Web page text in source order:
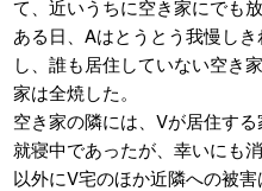
て、近いうちに空き家にでも
ある日、Aはとうとう我慢し
し、誰も居住していない空き
家は全焼した。
空き家の隣には、Vが居住す
就寝中であったが、幸いにも
以外にV宅のほか近隣への被害